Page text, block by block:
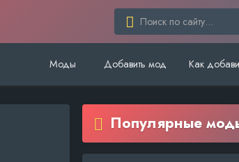
Моды Добавить мод Как
Популярные